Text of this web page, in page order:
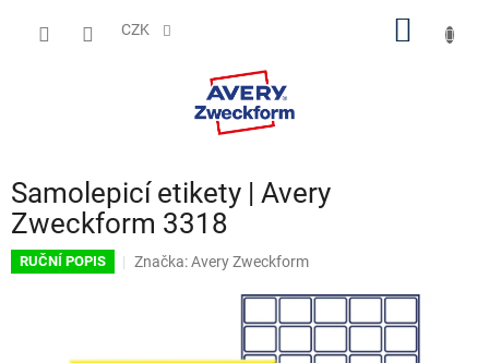
CZK
Samolepicí etikety | Avery
Zweckform 3318
RUČNÍ POPIS Značka:Avery Zweckform